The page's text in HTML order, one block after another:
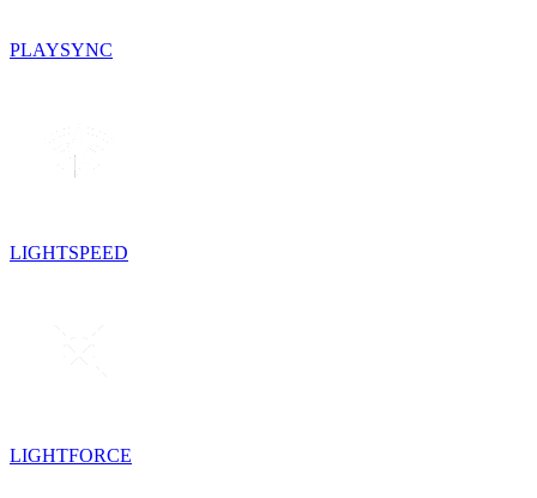
PLAYSYNC
LIGHTSPEED
LIGHTFORCE